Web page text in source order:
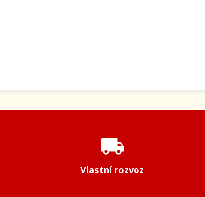
local_shipping
Vlastní rozvoz